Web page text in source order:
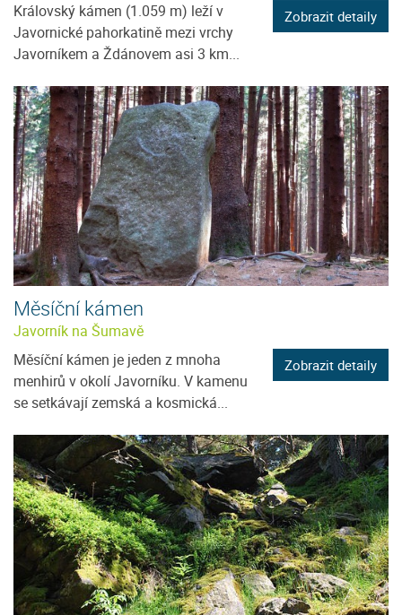
Královský kámen (1.059 m) leží v
Javornické pahorkatině mezi vrchy
Javorníkem a Ždánovem asi 3 km...
Zobrazit detaily
Měsíční kámen
Javorník na Šumavě
Měsíční kámen je jeden z mnoha
menhirů v okolí Javorníku. V kamenu
se setkávají zemská a kosmická...
Zobrazit detaily